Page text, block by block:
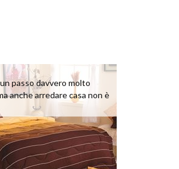
passo davvero molto
anche arredare casa non è